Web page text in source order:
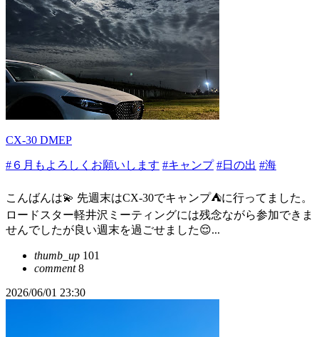
CX-30 DMEP
#６月もよろしくお願いします #キャンプ #日の出 #海
こんばんは💫 先週末はCX-30でキャンプ⛺️に行ってました。
ロードスター軽井沢ミーティングには残念ながら参加できま
せんでしたが良い週末を過ごせました😌...
thumb_up 101
comment8
2026/06/01 23:30